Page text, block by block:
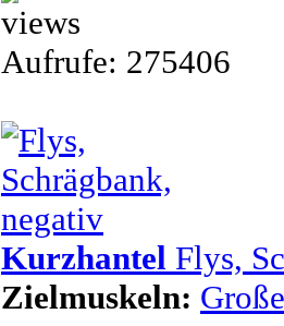
Aufrufe: 275406
Kurzhantel Flys,
Zielmuskeln: